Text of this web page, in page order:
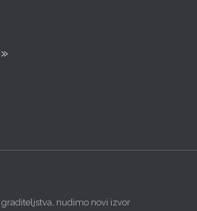
nudimo novi izvor